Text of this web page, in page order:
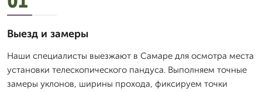
Выезд и замеры
Наши специалисты выезжают в Самаре для осмотра места
установки телескопического пандуса. Выполняем точные
замеры уклонов, ширины прохода, фиксируем точки